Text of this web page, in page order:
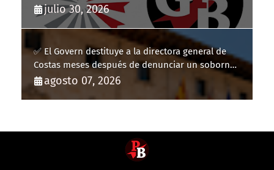
julio 30, 2026
✅ El Govern destituye a la directora general de
Costas meses después de denunciar un soborno
con 20.000 euros
agosto 07, 2026